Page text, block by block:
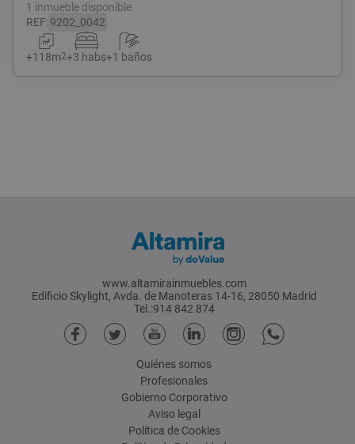
1 inmueble disponible
REF:9202_0042
+118m2+3 habs+1 baños
www.altamirainmuebles.com
Edificio Skylight, Avda. de Manoteras 14-16, 28050 Madrid
Tel.:914 842 874
Quiénes somos
Profesionales
Gobierno Corporativo
Aviso legal
Política de Cookies